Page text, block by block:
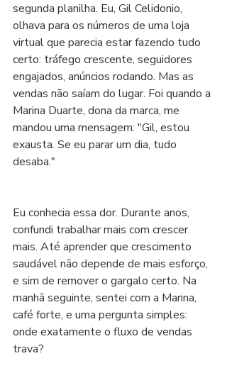
segunda planilha. Eu, Gil Celidonio,
olhava para os números de uma loja
virtual que parecia estar fazendo tudo
certo: tráfego crescente, seguidores
engajados, anúncios rodando. Mas as
vendas não saíam do lugar. Foi quando a
Marina Duarte, dona da marca, me
mandou uma mensagem: "Gil, estou
exausta. Se eu parar um dia, tudo
desaba."
Eu conhecia essa dor. Durante anos,
confundi trabalhar mais com crescer
mais. Até aprender que crescimento
saudável não depende de mais esforço,
e sim de remover o gargalo certo. Na
manhã seguinte, sentei com a Marina,
café forte, e uma pergunta simples:
onde exatamente o fluxo de vendas
trava?